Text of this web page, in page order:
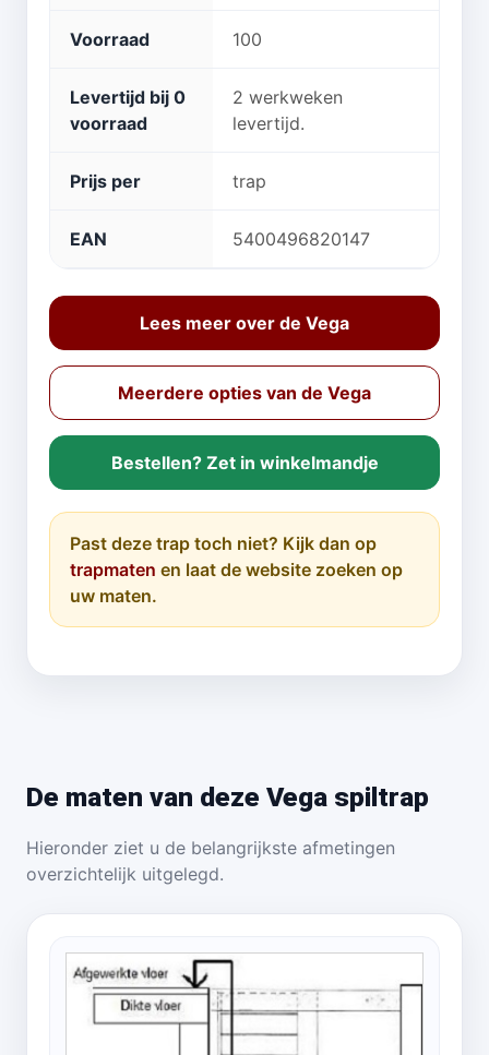
Voorraad 100
Levertijd bij 0
voorraad
2 werkweken
levertijd.
Prijs per trap
EAN 5400496820147
Lees meer over de Vega
Meerdere opties van de Vega
Bestellen? Zet in winkelmandje
Past deze trap toch niet? Kijk dan op
trapmaten en laat de website zoeken op
uw maten.
De maten van deze Vega spiltrap
Hieronder ziet u de belangrijkste afmetingen
overzichtelijk uitgelegd.